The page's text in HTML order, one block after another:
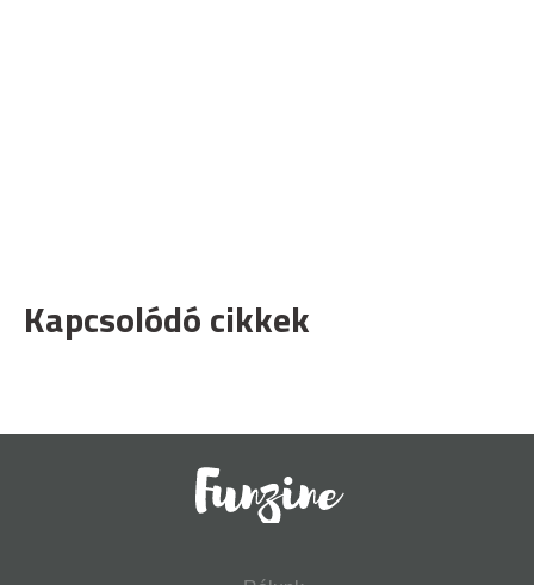
Kapcsolódó cikkek